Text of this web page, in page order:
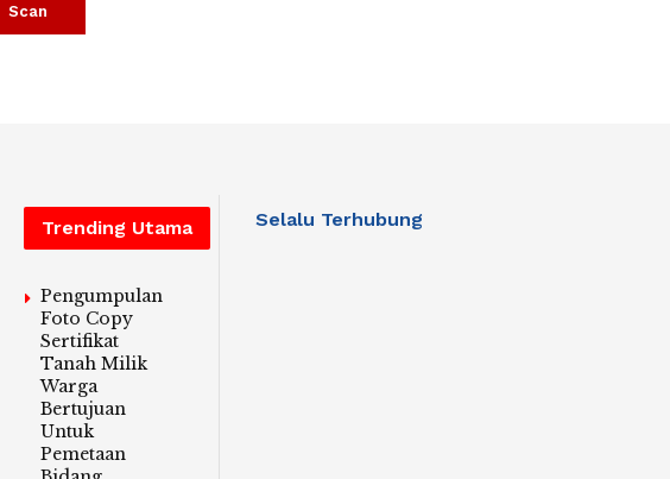
Scan
Trending Utama
Pengumpulan
Foto Copy
Sertifikat
Tanah Milik
Warga
Bertujuan
Untuk
Pemetaan
Selalu Terhubung